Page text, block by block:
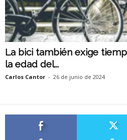
La bici también exige
la edad del...
Carlos Cantor - 26 de junio de 2024